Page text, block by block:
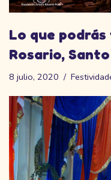
Lo que
Rosario,
8 julio, 2020